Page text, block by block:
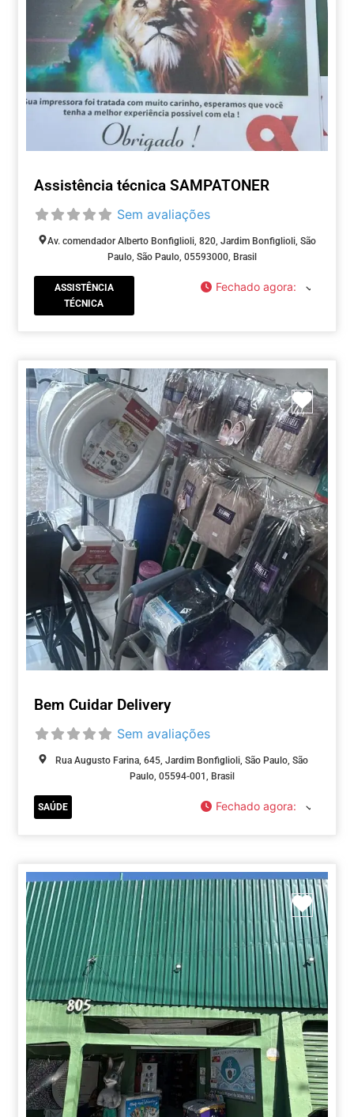
Assistência técnica SAMPATONER
Sem avaliações
Av. comendador Alberto Bonfiglioli, 820, Jardim Bonfiglioli, São
Paulo, São Paulo, 05593000, Brasil
ASSISTÊNCIA
TÉCNICA
Fechado agora:
Bem Cuidar Delivery
Sem avaliações
Rua Augusto Farina, 645, Jardim Bonfiglioli, São Paulo, São
Paulo, 05594-001, Brasil
SAÚDE Fechado agora: